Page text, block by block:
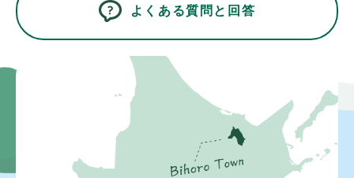
よくある質問と回答